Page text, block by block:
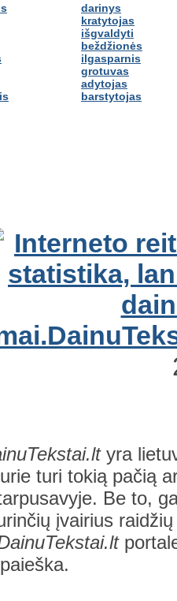
darinys
kratytojas
išgvaldyti
beždžionės
ilgasparnis
grotuvas
adytojas
barstytojas
yra
turi tokią pačią
Be to,
įvairius
paieška.